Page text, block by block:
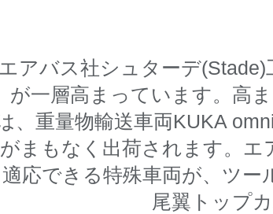
エアバス社シュターデ
が一層高まっています。高
、重量物輸送車両KUKA
がまもなく出荷されます。エ
適応できる特殊車両が、ツ
尾翼トップ